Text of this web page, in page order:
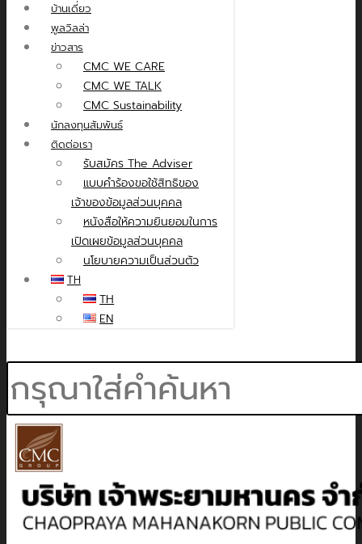
บ้านเดี่ยว
พูลวิลล่า
ข่าวสาร
CMC WE CARE
CMC WE TALK
CMC Sustainability
นักลงทุนสัมพันธ์
ติดต่อเรา
รับสมัคร The Adviser
แบบคำร้องขอใช้สิทธิของ
เจ้าของข้อมูลส่วนบุคคล
หนังสือให้ความยินยอมในการ
เปิดเผยข้อมูลส่วนบุคคล
นโยบายความเป็นส่วนตัว
TH
TH
EN